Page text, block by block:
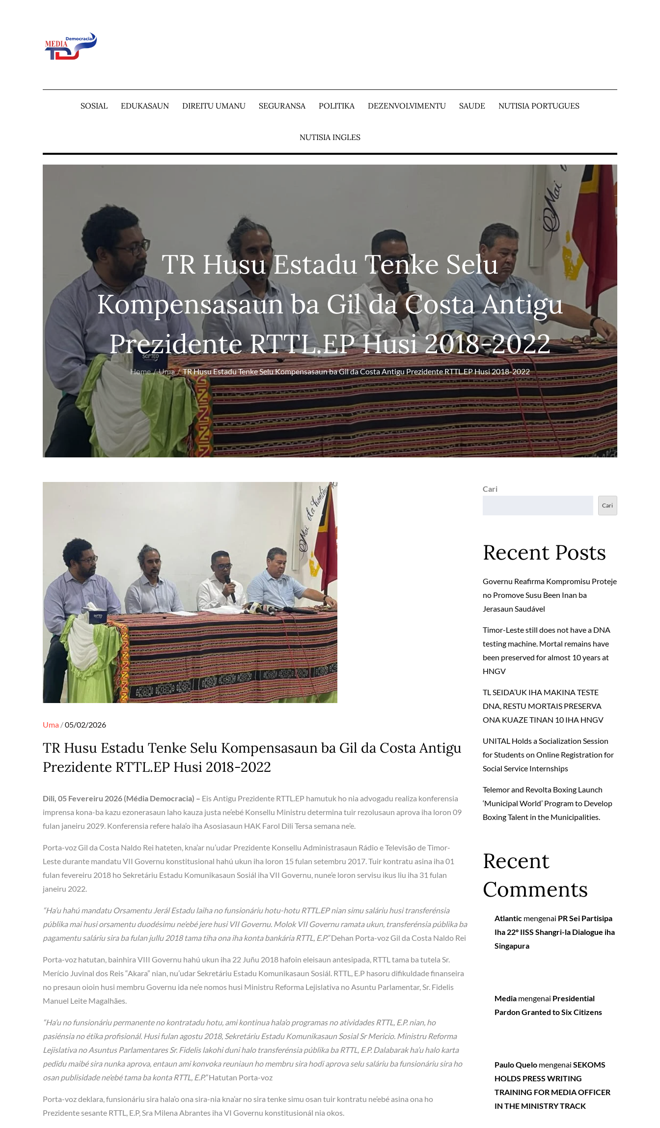
SOSIAL EDUKASAUN DIREITU UMANU SEGURANSA POLITIKA DEZENVOLVIMENTU SAUDE NUTISIA PORTUGUES
NUTISIA INGLES
TR Husu Estadu Tenke Selu
Kompensasaun ba Gil da Costa Antigu
Prezidente RTTL.EP Husi 2018-2022
Home Uma TR Husu Estadu Tenke Selu Kompensasaun ba Gil da Costa Antigu Prezidente RTTL.EP Husi 2018-2022
Uma Posted
05/02/2026
TR Husu Estadu Tenke Selu Kompensasaun ba Gil da Costa Antigu
Prezidente RTTL.EP Husi 2018-2022
Dili, 05 Fevereiru 2026 (Média Democracia) – Eis Antigu Prezidente RTTL.EP hamutuk ho nia advogadu realiza konferensia
imprensa kona-ba kazu ezonerasaun laho kauza justa ne’ebé Konsellu Ministru determina tuir rezolusaun aprova iha loron 09
fulan janeiru 2029. Konferensia refere hala’o iha Asosiasaun HAK Farol Dili Tersa semana ne’e.
Porta-voz Gil da Costa Naldo Rei hateten, kna’ar nu’udar Prezidente Konsellu Administrasaun Rádio e Televisão de Timor-
Leste durante mandatu VII Governu konstitusional hahú ukun iha loron 15 fulan setembru 2017. Tuir kontratu asina iha 01
fulan fevereiru 2018 ho Sekretáriu Estadu Komunikasaun Sosiál iha VII Governu, nune’e loron servisu ikus liu iha 31 fulan
janeiru 2022.
“Ha’u hahú mandatu Orsamentu Jerál Estadu laiha no funsionáriu hotu-hotu RTTL.EP nian simu saláriu husi transferénsia
públika mai husi orsamentu duodésimu ne’ebé jere husi VII Governu. Molok VII Governu ramata ukun, transferénsia públika ba
pagamentu saláriu sira ba fulan jullu 2018 tama tiha ona iha konta bankária RTTL, E.P.”Dehan Porta-voz Gil da Costa Naldo Rei
Porta-voz hatutan, bainhira VIII Governu hahú ukun iha 22 Juñu 2018 hafoin eleisaun antesipada, RTTL tama ba tutela Sr.
Merício Juvinal dos Reis “Akara” nian, nu’udar Sekretáriu Estadu Komunikasaun Sosiál. RTTL, E.P hasoru difikuldade finanseira
no presaun oioin husi membru Governu ida ne’e nomos husi Ministru Reforma Lejislativa no Asuntu Parlamentar, Sr. Fidelis
Manuel Leite Magalhães.
“Ha’u no funsionáriu permanente no kontratadu hotu, ami kontinua hala’o programas no atividades RTTL, E.P. nian, ho
pasiénsia no étika profisionál. Husi fulan agostu 2018, Sekretáriu Estadu Komunikasaun Sosial Sr Mericio. Ministru Reforma
Lejislativa no Asuntus Parlamentares Sr. Fidelis lakohi duni halo transferénsia públika ba RTTL, E.P. Dalabarak ha’u halo karta
pedidu maibé sira nunka aprova, entaun ami konvoka reuniaun ho membru sira hodi aprova selu saláriu ba funsionáriu sira ho
osan publisidade ne’ebé tama ba konta RTTL, E.P.”Hatutan Porta-voz
Porta-voz deklara, funsionáriu sira hala’o ona sira-nia kna’ar no sira tenke simu osan tuir kontratu ne’ebé asina ona ho
Prezidente sesante RTTL, E.P, Sra Milena Abrantes iha VI Governu konstitusionál nia okos.
Cari
Cari
Recent Posts
Governu Reafirma Kompromisu Proteje
no Promove Susu Been Inan ba
Jerasaun Saudável
Timor-Leste still does not have a DNA
testing machine. Mortal remains have
been preserved for almost 10 years at
HNGV
TL SEIDA’UK IHA MAKINA TESTE
DNA, RESTU MORTAIS PRESERVA
ONA KUAZE TINAN 10 IHA HNGV
UNITAL Holds a Socialization Session
for Students on Online Registration for
Social Service Internships
Telemor and Revolta Boxing Launch
‘Municipal World’ Program to Develop
Boxing Talent in the Municipalities.
Recent
Comments
Atlantic mengenai PR Sei Partisipa
Iha 22º IISS Shangri-la Dialogue iha
Singapura
Media mengenai Presidential
Pardon Granted to Six Citizens
Paulo Quelo mengenaiSEKOMS
HOLDS PRESS WRITING
TRAINING FOR MEDIA OFFICER
IN THE MINISTRY TRACK